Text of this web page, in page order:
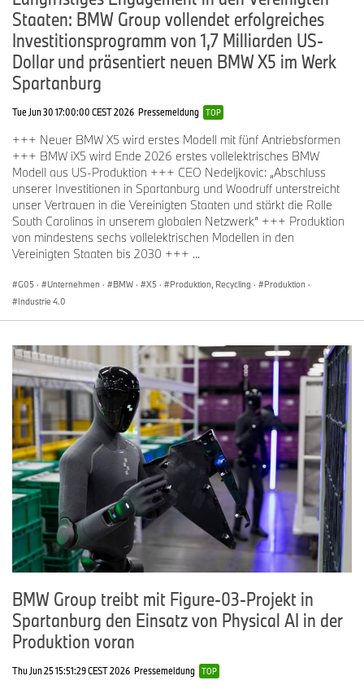
Staaten: BMW Group vollendet erfolgreiches
Investitionsprogramm von 1,7 Milliarden US-
Dollar und präsentiert neuen BMW X5 im Werk
Spartanburg
Tue Jun 30 17:00:00 CEST 2026 Pressemeldung TOP
+++ Neuer BMW X5 wird erstes Modell mit fünf Antriebsformen
+++ BMW iX5 wird Ende 2026 erstes vollelektrisches BMW
Modell aus US-Produktion +++ CEO Nedeljkovic: „Abschluss
unserer Investitionen in Spartanburg und Woodruff unterstreicht
unser Vertrauen in die Vereinigten Staaten und stärkt die Rolle
South Carolinas in unserem globalen Netzwerk“ +++ Produktion
von mindestens sechs vollelektrischen Modellen in den
Vereinigten Staaten bis 2030 +++ ...
G05 · Unternehmen · BMW · X5 · Produktion, Recycling · Produktion ·
Industrie 4.0
BMW Group treibt mit Figure-03-Projekt in
Spartanburg den Einsatz von Physical AI in der
Produktion voran
Thu Jun 25 15:51:29 CEST 2026 Pressemeldung TOP